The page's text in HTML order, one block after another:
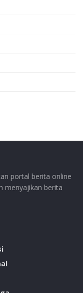
portal berita online
menyajikan berita